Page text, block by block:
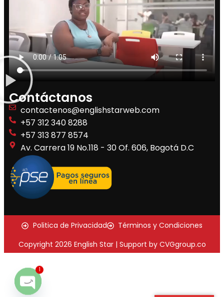
Contáctanos
contactenos@englishstarweb.com
+57 312 340 8288
+57 313 877 8574
Av. Carrera 19 No.118 - 30 Of. 606, Bogotá D.C
Politica de Privacidad
Términos y Condiciones
Copyright 2026 English Star | Support by CVGgroup.co
1